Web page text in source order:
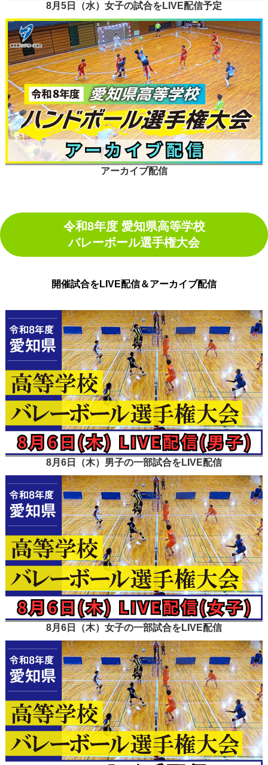
8月5日（水）女子の試合をLIVE配信予定
アーカイブ配信
令和8年度 愛知県高等学校
バレーボール選手権大会
開催試合をLIVE配信＆アーカイブ配信
8月6日（木）男子の一部試合をLIVE配信
8月6日（木）女子の一部試合をLIVE配信